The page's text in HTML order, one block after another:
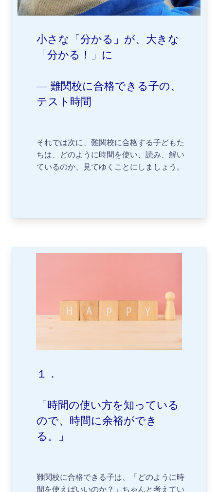
小さな「分かる」が、大きな
「分かる！」に
― 難関校に合格できる子の、
テスト時間
それでは次に、難関校に合格する子どもた
ちは、どのように時間を使い、読み、解い
ているのか、見てゆくことにしましょう。
１．
「時間の使い方を知っている
ので、時間に余裕ができ
る。」
難関校に合格できる子は、「どのように時
間を使えばいいのか？」ちゃんと考えてい